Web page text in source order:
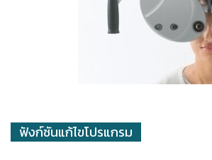
ฟังก์ชันแก้ไขโปรแกรม